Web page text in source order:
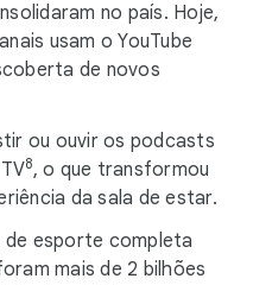
no país. Hoje,
usam o YouTube
de novos
ou ouvir os podcasts
8, o que transformou
da sala de estar.
esporte completa
mais de 2 bilhões